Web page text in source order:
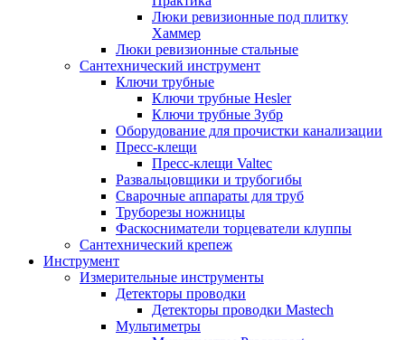
Люки ревизионные под плитку
Хаммер
Люки ревизионные стальные
Сантехнический инструмент
Ключи трубные
Ключи трубные Hesler
Ключи трубные Зубр
Оборудование для прочистки канализации
Пресс-клещи
Пресс-клещи Valtec
Развальцовщики и трубогибы
Сварочные аппараты для труб
Труборезы ножницы
Фаскосниматели торцеватели клуппы
Сантехнический крепеж
Инструмент
Измерительные инструменты
Детекторы проводки
Детекторы проводки Mastech
Мультиметры